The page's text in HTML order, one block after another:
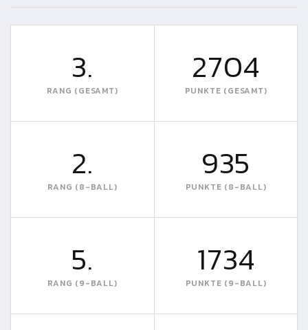
3.
RANG (GESAMT)
2704
PUNKTE (GESAMT)
2.
RANG (8-BALL)
935
PUNKTE (8-BALL)
5.
RANG (9-BALL)
1734
PUNKTE (9-BALL)